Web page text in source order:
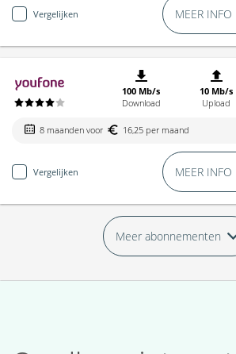
Vergelijken MEER INFO
100 Mb/s
Download
10 Mb/s
Upload
8 maanden voor 16,25 per maand
Vergelijken MEER INFO
Meer abonnementen